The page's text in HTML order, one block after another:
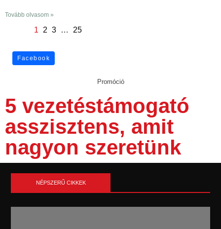
Tovább olvasom »
1 2 3 … 25
Facebook
Promóció
5 vezetéstámogató
asszisztens, amit
nagyon szeretünk
NÉPSZERŰ CIKKEK